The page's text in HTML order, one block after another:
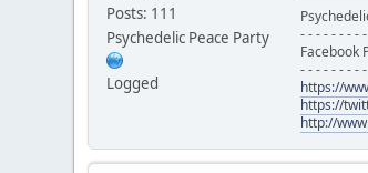
Posts: 111
Psychedelic Peace Party
Logged
- - - - - - - -
Facebook
- - - - - - - -
https://
https://
http://